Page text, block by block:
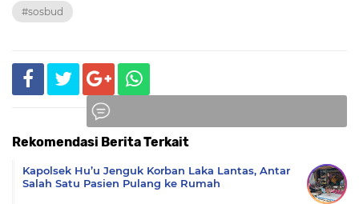
#sosbud
Rekomendasi Berita Terkait
Kapolsek Hu’u Jenguk Korban Laka Lantas, Antar
Salah Satu Pasien Pulang ke Rumah